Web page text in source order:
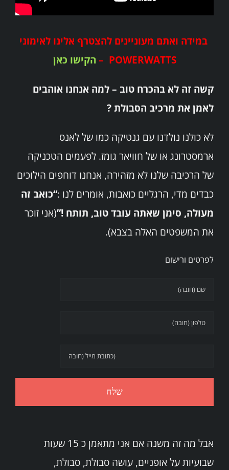
במידה ואתם מעוניינים להצטרף אלינו לאימוני
POWERWATTS –
הקישו כאן
קשה זה לא בהכרח טוב – למה אנחנו אוהבים
לאמן את מרכיב הסבולת ?
לא כולנו נולדנו עם גנטיקה כמו של לאנס
ארמסטרונג או של חוויאר גומז. לפעמים הטכניקה
של הרכיבה שלנו לא מזהירה, אנחנו דוחפים הילוכים
כבדים מדי, הרגליים כואבות, אומרים לנו :“כואב זה
מעולה, סימן שאתה עובד טוב, תותח !”(אני זוכר
את המשפטים האלה בצבא).
לפרטים ורישום
אבל מה זה משנה אם אני מתאמן כ 15 שעות
שבועיות על אופניים, עושה סבולת, סבולת,